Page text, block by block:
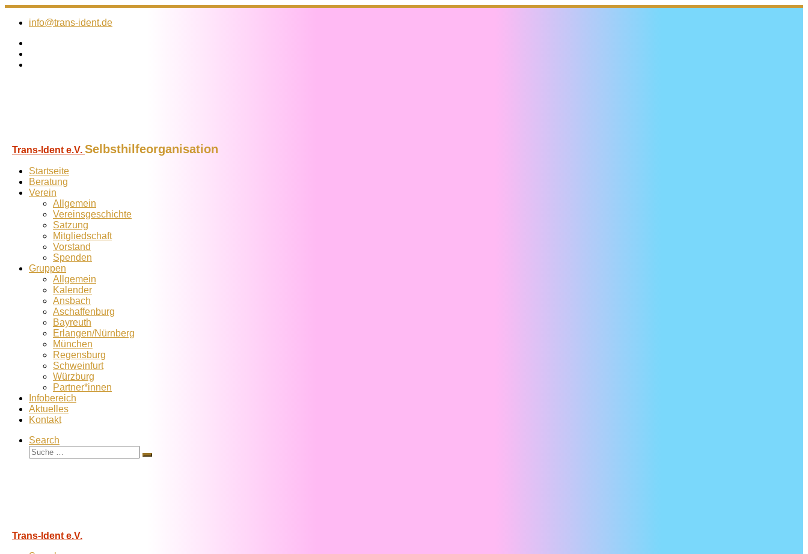
Zum
Inhalt
info@trans-ident.de
Trans-Ident e.V. Selbsthilfeorganisation
Startseite
Beratung
Verein
Allgemein
Vereins­geschichte
Satzung
Mitglied­schaft
Vorstand
Spenden
Gruppen
Allgemein
Kalender
Ansbach
Aschaffenburg
Bayreuth
Erlangen/Nürnberg
München
Regensburg
Schweinfurt
Würzburg
Partner*innen
Infobereich
Aktuelles
Kontakt
Search
Suche
Suche
Trans-Ident e.V.